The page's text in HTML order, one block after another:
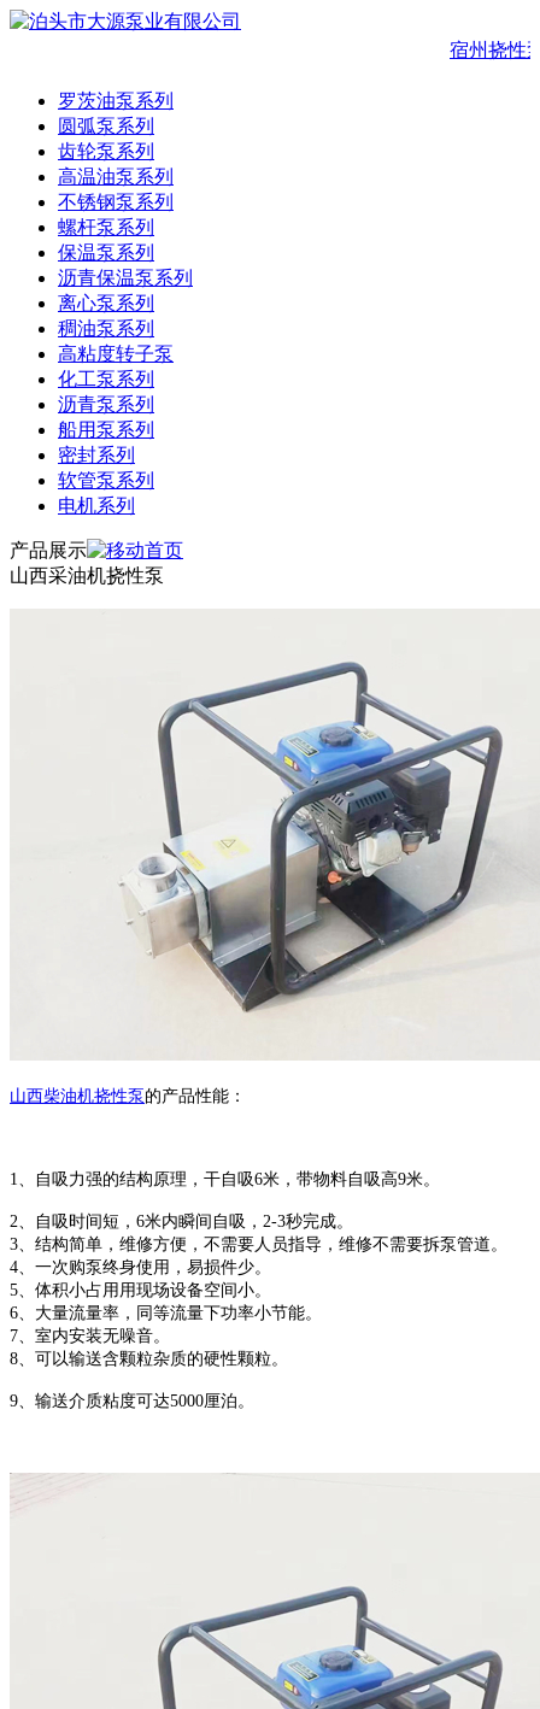
宿州挠性
罗茨油泵系列
圆弧泵系列
齿轮泵系列
高温油泵系列
不锈钢泵系列
螺杆泵系列
保温泵系列
沥青保温泵系列
离心泵系列
稠油泵系列
高粘度转子泵
化工泵系列
沥青泵系列
船用泵系列
密封系列
软管泵系列
电机系列
产品展示
山西采油机挠性泵
山西柴油机挠性泵 的产品性能：
1、自吸力强的结构原理，干自吸6米，带物料自吸高9米。
2、自吸时间短，6米内瞬间自吸，2-3秒完成。
3、结构简单，维修方便，不需要人员指导，维修不需要拆泵管道。
4、一次购泵终身使用，易损件少。
5、体积小占用用现场设备空间小。
6、大量流量率，同等流量下功率小节能。
7、室内安装无噪音。
8、可以输送含颗粒杂质的硬性颗粒。
9、输送介质粘度可达5000厘泊。